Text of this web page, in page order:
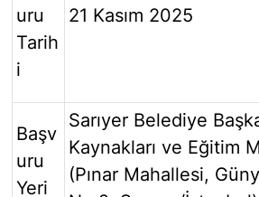
uru
Tarih
i
21 Kasım 2025
Başv
uru
Yeri
Sarıyer Belediye
Kaynakları ve Eğitim
(Pınar Mahallesi,